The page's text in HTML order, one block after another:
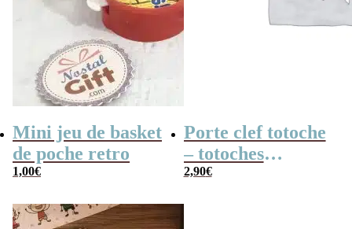
Mini jeu de basket
de poche retro
1,00€
Porte clef totoche
– totoches
translucides
2,90€